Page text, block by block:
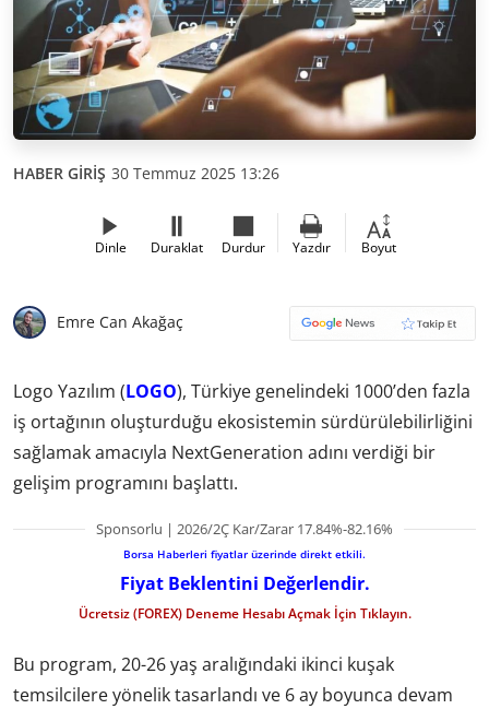
HABER GİRİŞ 30 Temmuz 2025 13:26
Dinle Duraklat Durdur Yazdır Boyut
Emre Can Akağaç
Logo Yazılım (LOGO), Türkiye genelindeki 1000’den fazla
iş ortağının oluşturduğu ekosistemin sürdürülebilirliğini
sağlamak amacıyla NextGeneration adını verdiği bir
gelişim programını başlattı.
Sponsorlu | 2026/2Ç Kar/Zarar 17.84%-82.16%
Borsa Haberleri fiyatlar üzerinde direkt etkili.
Fiyat Beklentini Değerlendir.
Ücretsiz (FOREX) Deneme Hesabı Açmak İçin Tıklayın.
Bu program, 20-26 yaş aralığındaki ikinci kuşak
temsilcilere yönelik tasarlandı ve 6 ay boyunca devam